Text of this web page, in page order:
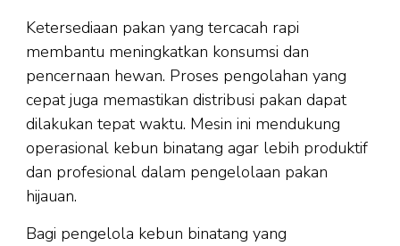
Ketersediaan pakan yang tercacah rapi
membantu meningkatkan konsumsi dan
pencernaan hewan. Proses pengolahan yang
cepat juga memastikan distribusi pakan dapat
dilakukan tepat waktu. Mesin ini mendukung
operasional kebun binatang agar lebih produktif
dan profesional dalam pengelolaan pakan
hijauan.
Bagi pengelola kebun binatang yang